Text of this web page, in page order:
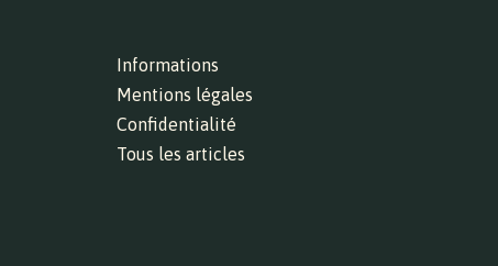
Informations
Mentions légales
Confidentialité
Tous les articles